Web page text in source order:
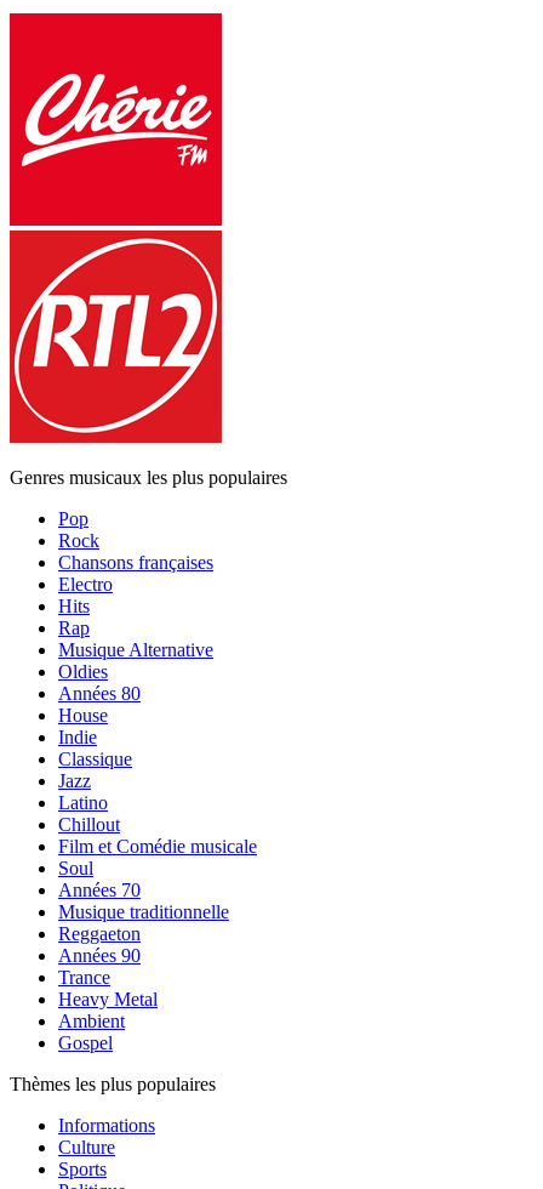
Genres musicaux les plus populaires
Pop
Rock
Chansons françaises
Electro
Hits
Rap
Musique Alternative
Oldies
Années 80
House
Indie
Classique
Jazz
Latino
Chillout
Film et Comédie musicale
Soul
Années 70
Musique traditionnelle
Reggaeton
Années 90
Trance
Heavy Metal
Ambient
Gospel
Thèmes les plus populaires
Informations
Culture
Sports